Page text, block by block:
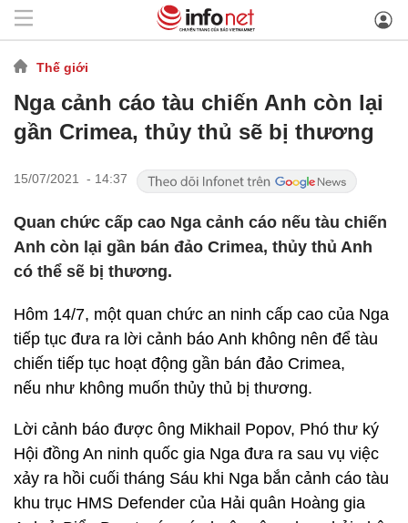
Thế giới
Nga cảnh cáo tàu chiến Anh còn lại
gần Crimea, thủy thủ sẽ bị thương
15/07/2021 - 14:37
Quan chức cấp cao Nga cảnh cáo nếu tàu chiến
Anh còn lại gần bán đảo Crimea, thủy thủ Anh
có thể sẽ bị thương.
Hôm 14/7, một quan chức an ninh cấp cao của Nga
tiếp tục đưa ra lời cảnh báo Anh không nên để tàu
chiến tiếp tục hoạt động gần bán đảo Crimea,
nếu như không muốn thủy thủ bị thương.
Lời cảnh báo được ông Mikhail Popov, Phó thư ký
Hội đồng An ninh quốc gia Nga đưa ra sau vụ việc
xảy ra hồi cuối tháng Sáu khi Nga bắn cảnh cáo tàu
khu trục HMS Defender của Hải quân Hoàng gia